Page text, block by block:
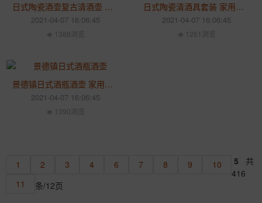
日式陶瓷酒壶复古清酒壶 创意黄酒酒壶 家用酒具套装
2021-04-07 16:06:45
1388浏览
日式陶瓷清酒具套装 家用清酒壶 创意复古小酒杯温酒壶酒具
2021-04-07 16:06:45
1261浏览
景德镇日式酒瓶酒壶 家用陶瓷复古酒具 仿古创意温酒壶
2021-04-07 16:06:45
1390浏览
1 2 3 4 5
6 7 8 9
10
11
共
416
条/12页